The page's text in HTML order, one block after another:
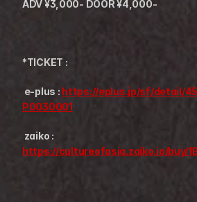
ADV ¥3,000- DOOR ¥4,000-
*TICKET :
e-plus : https://eplus.jp/sf/detail/
P0030001
https://cultureofasia.zaiko.io/buy/